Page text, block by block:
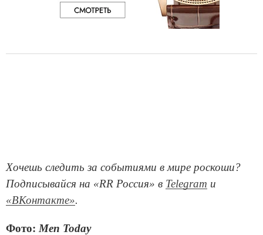
Хочешь следить за событиями в мире роскоши?
Подписывайся на «RR Россия» в Telegram и
«ВКонтакте».
Фото: Men Today